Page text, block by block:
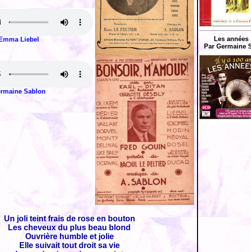
Liebel
Sablon
Un joli teint frais de rose en bouton
Les cheveux du plus beau blond
Ouvrière humble et jolie
Elle suivait tout droit sa vie
Les années
Par Germaine